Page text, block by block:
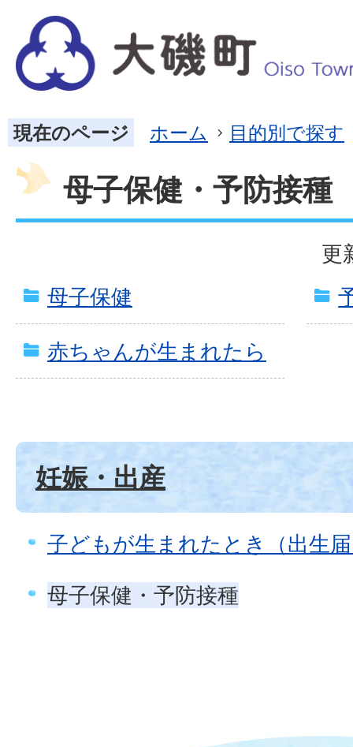
現在のページ ホーム 目的別で探す
母子保健・予防接種
更
母子保健
赤ちゃんが生まれたら
妊娠・出産
子どもが生まれたとき（出生
母子保健・予防接種